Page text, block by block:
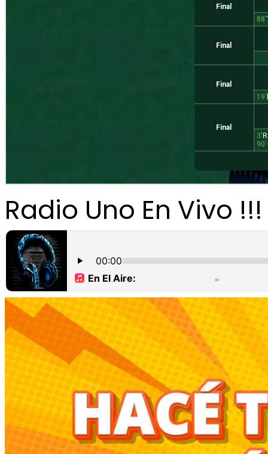
Radio Uno En Vivo !!!